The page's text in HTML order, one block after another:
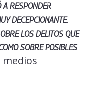
A RESPONDER
DECEPCIONANTE.
LOS DELITOS QUE
SOBRE POSIBLES